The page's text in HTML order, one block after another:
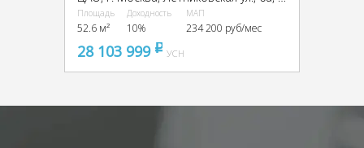
Площадь
52.6 м²
Доходность
10%
МАП
234 200 руб/мес
28 103 999 pуб
УСН